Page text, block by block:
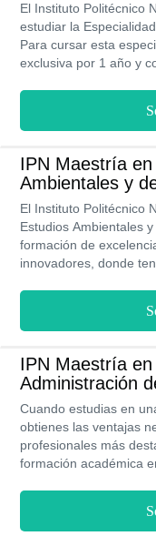
El Instituto Politécnico
estudiar la
Para cursar esta
exclusiva por 1 año y
teóricos y
ideas para el
aumentando la
los recursos naturales.
aumentar de forma
a percibir hasta
IPN Maestría
Ambientales y
El Instituto Politécnico
Estudios Ambientales
formación de
innovadores, donde
IPN Maestría
Administración
Cuando estudias en
obtienes las ventajas
profesionales más
formación académica
importantes
Geociencias y